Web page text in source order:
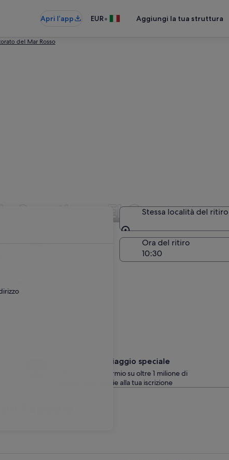
Apri l’app EUR• Aggiungi la tua struttura
del Mar Rosso
Sportiva a El GounaStessa località del ritiro
Stessa località del ritiro
Ora del ritiro
un supplemento aggiuntivo.
Concediti un viaggio speciale
10% o più di risparmio su oltre 1 milione di
noleggi auto grazie alla tua iscrizione